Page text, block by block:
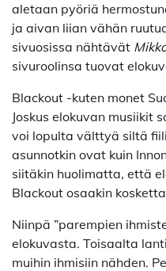
aletaan pyöriä
ja aivan liian vähän
sivuosissa nähtävät
sivuroolinsa tuovat
Blackout -kuten monet
Joskus elokuvan musiikit
voi lopulta välttyä siltä
asunnotkin ovat kuin
siitäkin huolimatta, että
Blackout osaakin
Niinpä ”parempien
elokuvasta. Toisaalta
muihin ihmisiin nähden.